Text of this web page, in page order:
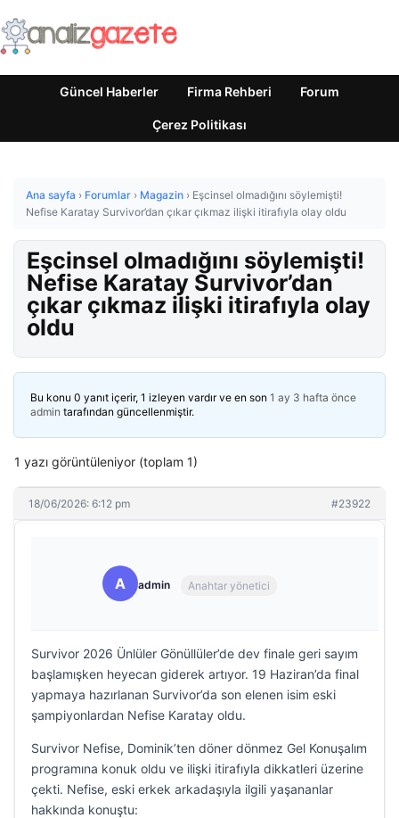
Güncel Haberler Firma Rehberi Forum
Çerez Politikası
Ana sayfa › Forumlar › Magazin › Eşcinsel olmadığını söylemişti!
Nefise Karatay Survivor’dan çıkar çıkmaz ilişki itirafıyla olay oldu
Eşcinsel olmadığını söylemişti!
Nefise Karatay Survivor’dan
çıkar çıkmaz ilişki itirafıyla olay
oldu
Bu konu 0 yanıt içerir, 1 izleyen vardır ve en son 1 ay 3 hafta önce
admin tarafından güncellenmiştir.
1 yazı görüntüleniyor (toplam 1)
18/06/2026: 6:12 pm #23922
A admin Anahtar yönetici
Survivor 2026 Ünlüler Gönüllüler’de dev finale geri sayım
başlamışken heyecan giderek artıyor. 19 Haziran’da final
yapmaya hazırlanan Survivor’da son elenen isim eski
şampiyonlardan Nefise Karatay oldu.
Survivor Nefise, Dominik’ten döner dönmez Gel Konuşalım
programına konuk oldu ve ilişki itirafıyla dikkatleri üzerine
çekti. Nefise, eski erkek arkadaşıyla ilgili yaşananlar
hakkında konuştu: